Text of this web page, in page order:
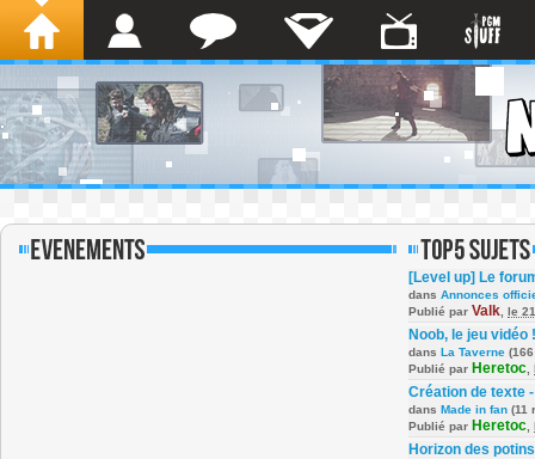
[Level up] Le
dans Annonces
Publié par Valk le
Noob, le jeu vidéo !
dans La Taverne
Publié par Heretoc
Création de texte
dans Made in fan (11
Publié par Heretoc
Horizon des potins